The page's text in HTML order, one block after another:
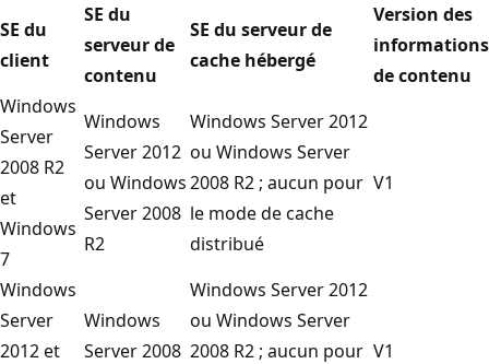
SE du
client
SE du
serveur de
contenu
SE du serveur de
cache hébergé
Version des
informations
de contenu
Windows
Server
2008 R2
et
Windows
7
Windows
Server 2012
ou Windows
Server 2008
R2
Windows Server 2012
ou Windows Server
2008 R2 ; aucun pour
le mode de cache
distribué
V1
Windows
Server
2012 et
Windows
Server 2008
Windows Server 2012
ou Windows Server
2008 R2 ; aucun pour V1